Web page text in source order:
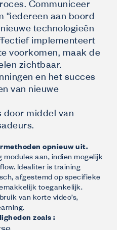
Communiceer
“iedereen aan boord
technologieën
implementeert
voorkomen, maak de
zichtbaar.
en het succes
van nieuwe
door middel van
opnieuw uit.
modules aan, indien mogelijk
Idealiter is training
afgestemd op specifieke
toegankelijk.
van korte video’s,
zoals :